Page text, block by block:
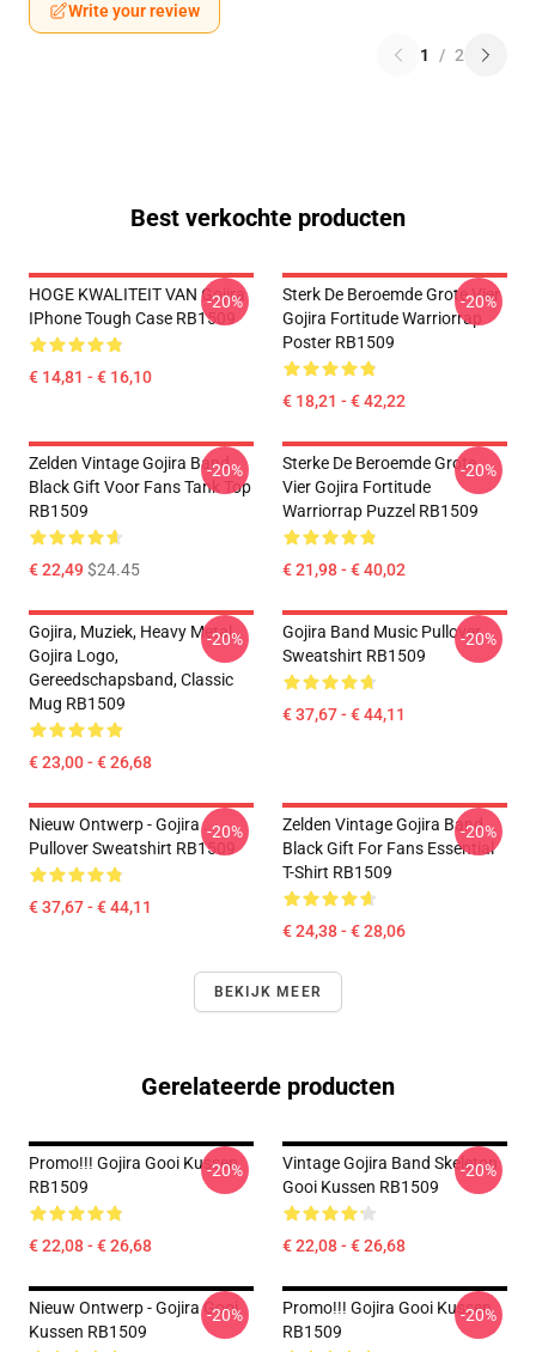
Write your review
1 / 2
Best verkochte producten
HOGE KWALITEIT VAN Gojira
IPhone Tough Case RB1509
€ 14,81 - € 16,10
-20%
Sterk De Beroemde Grote Vier
Gojira Fortitude Warriorrap
Poster RB1509
€ 18,21 - € 42,22
-20%
Zelden Vintage Gojira Band
Black Gift Voor Fans Tank Top
RB1509
€ 22,49$24.45
-20%
Sterke De Beroemde Grote
Vier Gojira Fortitude
Warriorrap Puzzel RB1509
€ 21,98 - € 40,02
-20%
Gojira, Muziek, Heavy Metal,
Gojira Logo,
Gereedschapsband, Classic
Mug RB1509
€ 23,00 - € 26,68
-20%
Gojira Band Music Pullover
Sweatshirt RB1509
€ 37,67 - € 44,11
-20%
Nieuw Ontwerp - Gojira .
Pullover Sweatshirt RB1509
€ 37,67 - € 44,11
-20%
Zelden Vintage Gojira Band
Black Gift For Fans Essential
T-Shirt RB1509
€ 24,38 - € 28,06
-20%
BEKIJK MEER
Gerelateerde producten
Promo!!! Gojira Gooi Kussen
RB1509
€ 22,08 - € 26,68
-20%
Vintage Gojira Band Skeleton
Gooi Kussen RB1509
€ 22,08 - € 26,68
-20%
Nieuw Ontwerp - Gojira Gooi
Kussen RB1509
-20%
Promo!!! Gojira Gooi Kussen
RB1509
-20%